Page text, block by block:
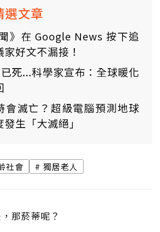
選文章
》在 Google News 按下追
好文不漏接！
死...科學家宣布：全球暖化
會滅亡？超級電腦預測地球
生「大滅絕」
社會 獨居老人
那菸蒂呢？